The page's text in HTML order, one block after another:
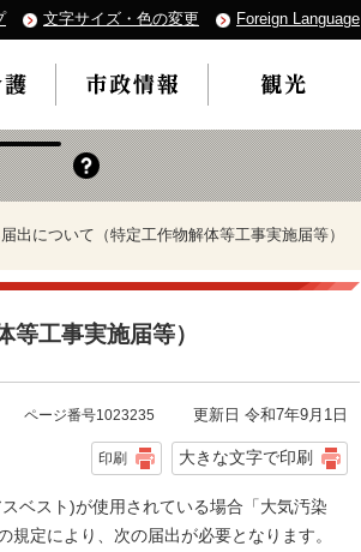
文字サイズ・色の変更 Foreign Language
出について（特定工作物解体等工事実施届等）
工事実施届等）
ページ番号1023235 更新日 令和7年9月1日
印刷 大きな文字で印刷
ベスト)が使用されている場合「大気汚染
定により、次の届出が必要となります。